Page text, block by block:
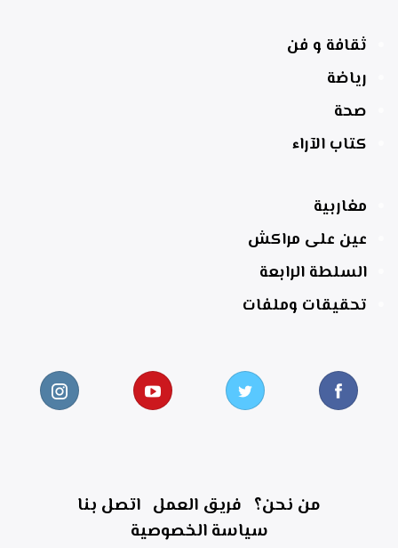
ثقافة و فن
رياضة
صحة
كتاب الآراء
مغاربية
عين على مراكش
السلطة الرابعة
تحقيقات وملفات
من نحن؟ فريق العمل اتصل بنا
سياسة الخصوصية